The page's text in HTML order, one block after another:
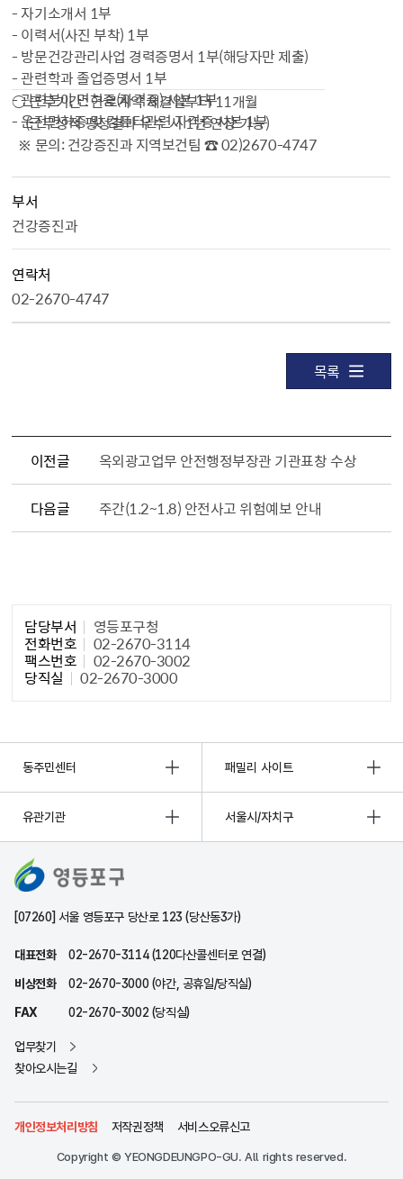
- 자기소개서 1부
- 이력서(사진 부착) 1부
- 방문건강관리사업 경력증명서 1부(해당자만 제출)
- 관련학과 졸업증명서 1부
- 관련분야 면허증(자격증) 사본 1부
- 운전면허증 및 컴퓨터관련 자격증 사본 1부
○ 근무기간 : 근로계약 체결일부터 11개월
(근무성적 평정결과 우수 시 1년 연장 가능)
※ 문의: 건강증진과 지역보건팀 ☎ 02)2670-4747
부서
건강증진과
연락처
02-2670-4747
목록
이전글 옥외광고업무 안전행정부장관 기관표창 수상
다음글 주간(1.2~1.8) 안전사고 위험예보 안내
담당부서 영등포구청
전화번호 02-2670-3114
팩스번호 02-2670-3002
당직실 02-2670-3000
동주민센터 패밀리 사이트
유관기관 서울시/자치구
[07260] 서울 영등포구 당산로 123 (당산동3가)
대표전화
02-2670-3114 (120다산콜센터로 연결)
비상전화
02-2670-3000 (야간, 공휴일/당직실)
FAX
02-2670-3002 (당직실)
업무찾기
찾아오시는길
개인정보처리방침 저작권정책 서비스오류신고
Copyright © YEONGDEUNGPO-GU. All rights reserved.